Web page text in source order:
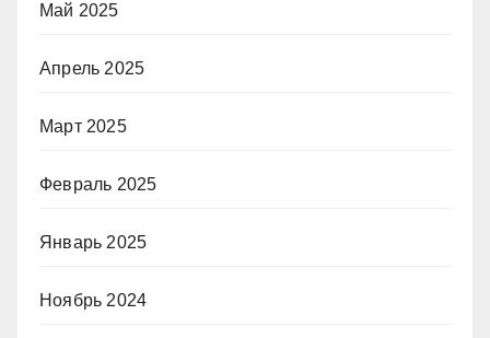
Май 2025
Апрель 2025
Март 2025
Февраль 2025
Январь 2025
Ноябрь 2024